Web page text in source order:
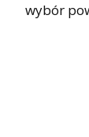
wybór